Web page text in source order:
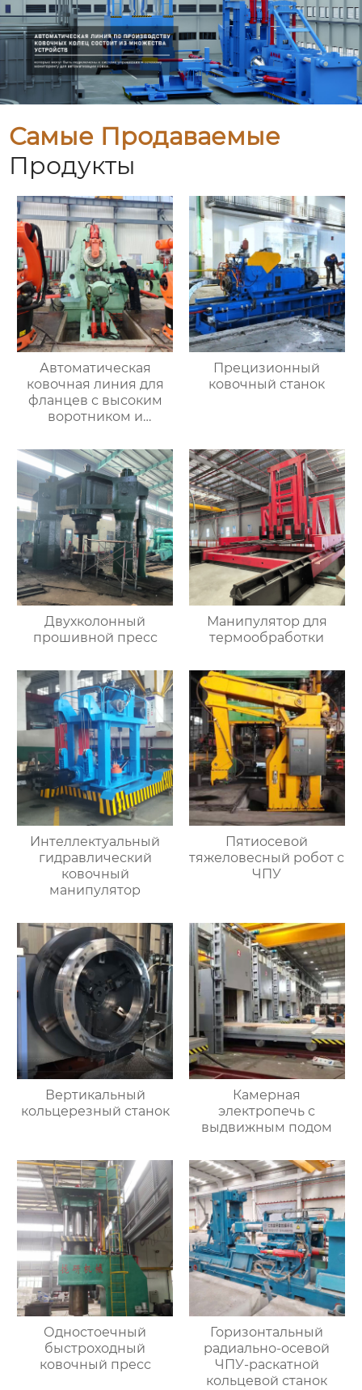
Самые Продаваемые
Продукты
Автоматическая
ковочная линия для
фланцев с высоким
воротником и
Прецизионный
ковочный станок
Двухколонный
прошивной пресс
Манипулятор для
термообработки
Интеллектуальный
гидравлический
ковочный
манипулятор
Пятиосевой
тяжеловесный робот с
ЧПУ
Вертикальный
кольцерезный станок
Камерная
электропечь с
выдвижным подом
Одностоечный
быстроходный
ковочный пресс
Горизонтальный
радиально-осевой
ЧПУ-раскатной
кольцевой станок